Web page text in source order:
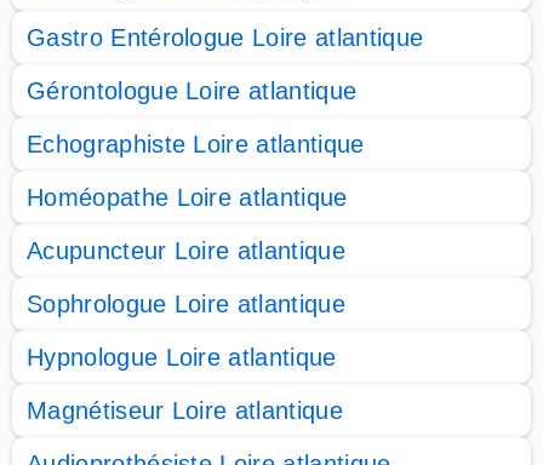
Gastro Entérologue Loire atlantique
Gérontologue Loire atlantique
Echographiste Loire atlantique
Homéopathe Loire atlantique
Acupuncteur Loire atlantique
Sophrologue Loire atlantique
Hypnologue Loire atlantique
Magnétiseur Loire atlantique